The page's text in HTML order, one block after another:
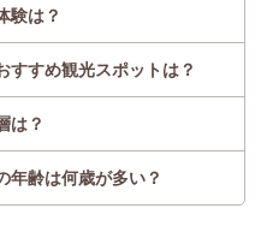
験は？
すすめ観光スポットは？
は？
年齢は何歳が多い？